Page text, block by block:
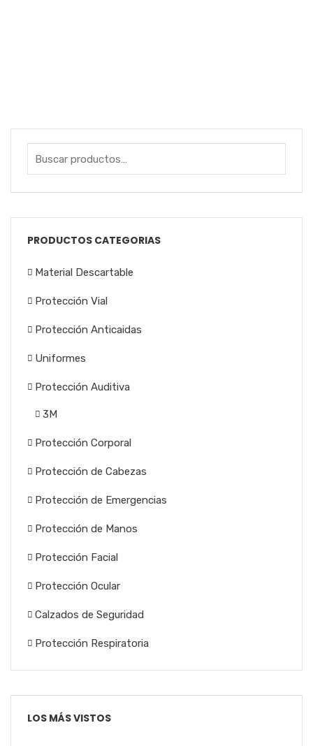
PRODUCTOS CATEGORIAS
Material Descartable
Protección Vial
Protección Anticaidas
Uniformes
Protección Auditiva
3M
Protección Corporal
Protección de Cabezas
Protección de Emergencias
Protección de Manos
Protección Facial
Protección Ocular
Calzados de Seguridad
Protección Respiratoria
LOS MÁS VISTOS